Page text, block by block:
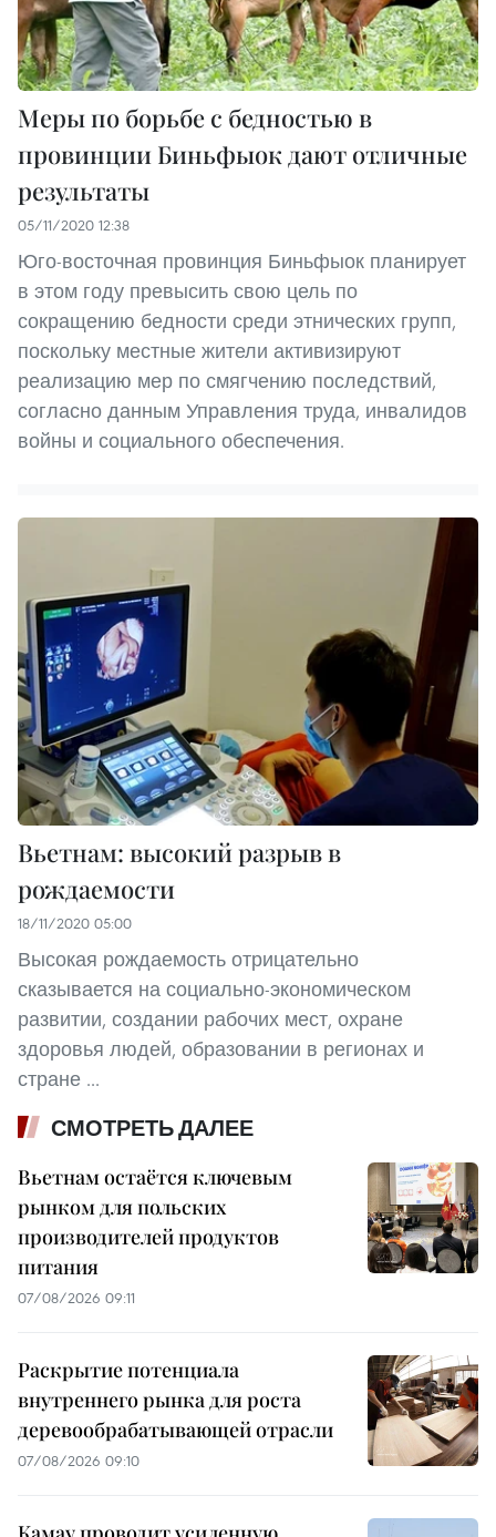
Меры по борьбе с бедностью в
провинции Биньфыок дают отличные
результаты
05/11/2020 12:38
Юго-восточная провинция Биньфыок планирует
в этом году превысить свою цель по
сокращению бедности среди этнических групп,
поскольку местные жители активизируют
реализацию мер по смягчению последствий,
согласно данным Управления труда, инвалидов
войны и социального обеспечения.
Вьетнам: высокий разрыв в
рождаемости
18/11/2020 05:00
Высокая рождаемость отрицательно
сказывается на социально-экономическом
развитии, создании рабочих мест, охране
здоровья людей, образовании в регионах и
стране ...
СМОТРЕТЬ ДАЛЕЕ
Вьетнам остаётся ключевым
рынком для польских
производителей продуктов
питания
07/08/2026 09:11
Раскрытие потенциала
внутреннего рынка для роста
деревообрабатывающей отрасли
07/08/2026 09:10